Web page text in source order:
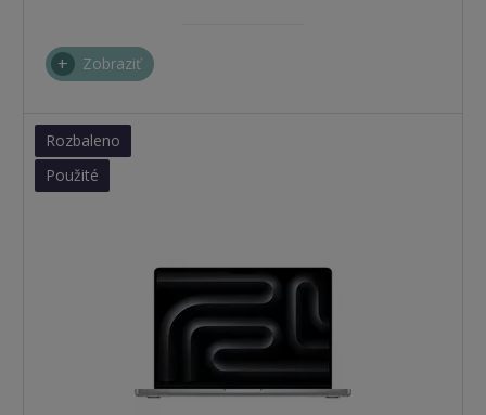
Zobraziť
Rozbaleno
Použité